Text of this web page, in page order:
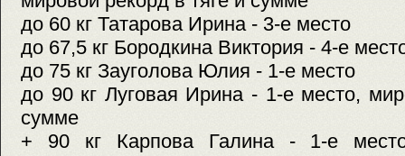
до 60 кг Татарова Ирина - 3-е место
до 67,5 кг Бородкина Виктория - 4-е
до 75 кг Зауголова Юлия - 1-е место
до 90 кг Луговая Ирина - 1-е место,
сумме
+ 90 кг Карпова Галина - 1-е